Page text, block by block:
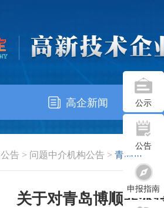
高企新闻 公示
公告
申报指南
公告 > 问题中介机构公告 > 青岛市
关于对青岛博顺菲尔